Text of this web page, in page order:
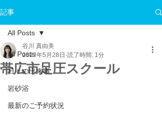
記事
All Posts
日々の出来事
岩砂浴
最新のご予約状況
All Posts
帯広市足圧スクール
谷川 真由美
2023年5月28日 読了時間: 1分